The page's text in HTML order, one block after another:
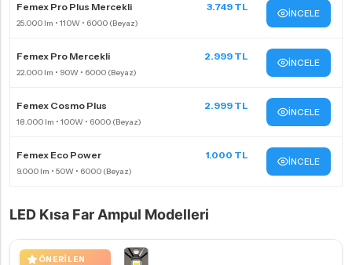
Femex Pro Plus Mercekli 3.749 TL
İNCELE
Femex Pro Mercekli 2.999 TL
İNCELE
Femex Cosmo Plus 2.999 TL
İNCELE
Femex Eco Power 1.000 TL
İNCELE
LED Kısa Far Ampul Modelleri
ÖNERILEN